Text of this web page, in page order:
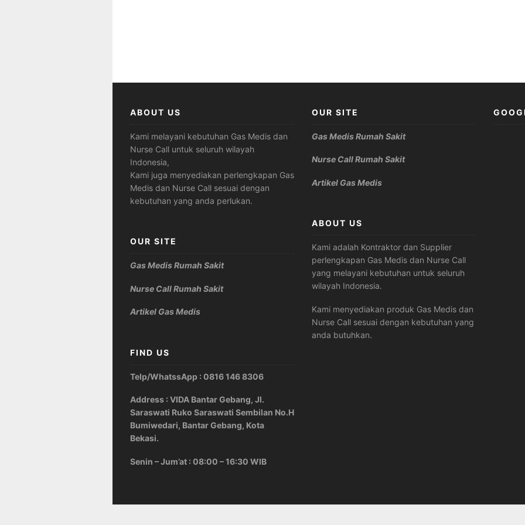
ABOUT US
Kami melayani kebutuhan Gas Medis dan
Nurse Call untuk seluruh wilayah
Indonesia,
Kami juga menyediakan perlengkapan Gas
Medis dan Nurse Call sesuai dengan
kebutuhan yang anda perlukan.
OUR SITE
Gas Medis Rumah Sakit
Nurse Call Rumah Sakit
Artikel Gas Medis
FIND US
Telp/WhatssApp : 0816 146 8306
Address : VIDA Bantar Gebang, Jl.
Saraswati Ruko Saraswati Sembilan No.H
Bumiwedari, Bantar Gebang, Kota
Bekasi.
Senin – Jum’at : 08:00 – 16:30 WIB
OUR SITE
Gas Medis Rumah Sakit
Nurse Call Rumah Sakit
Artikel Gas Medis
ABOUT US
Kami adalah Kontraktor dan Supplier
perlengkapan Gas Medis dan Nurse Call
yang melayani kebutuhan untuk seluruh
wilayah Indonesia.
Kami menyediakan produk Gas Medis dan
Nurse Call sesuai dengan kebutuhan yang
anda butuhkan.